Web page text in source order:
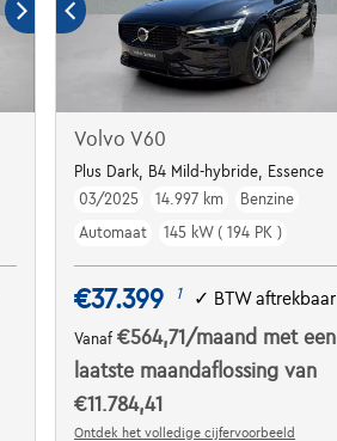
Volvo V60
Plus Dark, B4 Mild-hybride, Essence
03/2025
14.997 km
Benzine
Automaat
145 kW ( 194 PK )
€37.399 1 ✓ BTW aftrekbaar
Vanaf€564,71 /maand met een
laatste maandaflossing van
€11.784,41
Ontdek het volledige cijfervoorbeeld